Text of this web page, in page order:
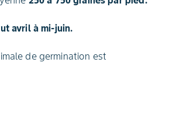
avril à mi-juin.
de germination est